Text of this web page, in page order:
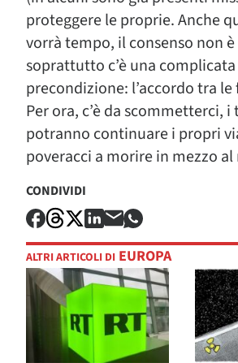
proteggere le proprie. Anche
vorrà tempo, il consenso non
soprattutto c’è una complicata
precondizione: l’accordo tra
Per ora, c’è da scommetterci,
potranno continuare i propri
poveracci a morire in mezzo al
CONDIVIDI
ALTRI ARTICOLI DI EUROPA